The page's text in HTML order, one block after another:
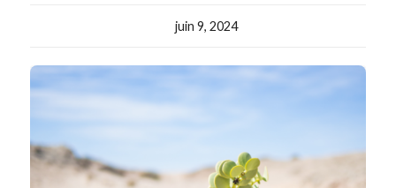
juin 9, 2024